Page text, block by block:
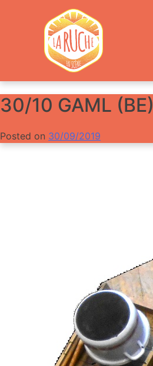
30/10 GAML (BE)
Posted on 30/09/2019